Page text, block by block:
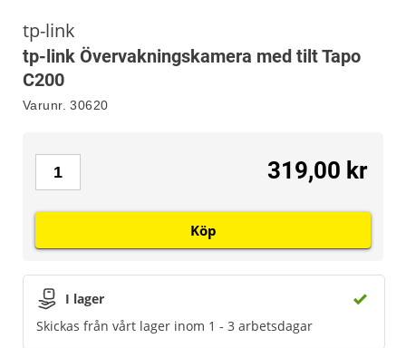
tp-link
tp-link Övervakningskamera med tilt Tapo
C200
Varunr. 30620
I lager
Skickas från vårt lager inom 1 - 3 arbetsdagar
319,00 kr
Köp